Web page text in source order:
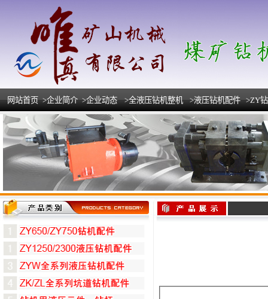
网站首页 >企业简介 >企业动态 >全液压钻机整机 >液压钻机配件 >ZY